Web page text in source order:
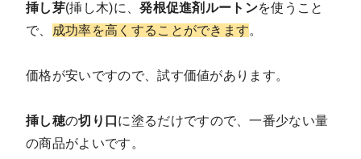
挿し芽(挿し木)に、発根促進剤ルートンを使うこと
で、
成功率を高くすることができます。
価格が安いですので、試す価値があります。
挿し穂の切り口 に塗るだけですので、一番少ない量
の商品がよいです。